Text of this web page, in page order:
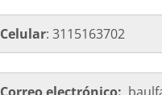
Celular: 3115163702